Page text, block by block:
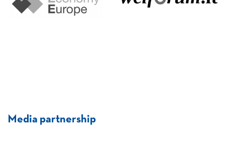
Media partnership